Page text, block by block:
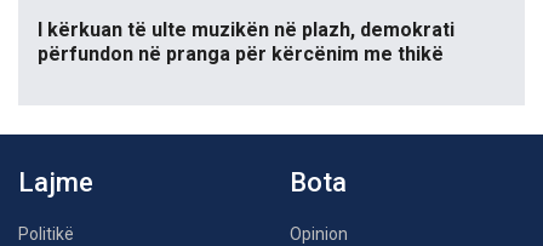
I kërkuan të ulte muzikën në plazh, demokrati
përfundon në pranga për kërcënim me thikë
Lajme
Politikë
Bota
Opinion